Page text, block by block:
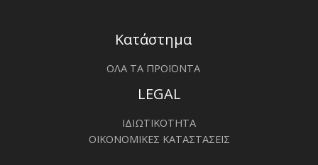
Κατάστημα
ΟΛΑ ΤΑ ΠΡΟΪΟΝΤΑ
LEGAL
ΙΔΙΩΤΙΚΟΤΗΤΑ
ΟΙΚΟΝΟΜΙΚΕΣ ΚΑΤΑΣΤΑΣΕΙΣ